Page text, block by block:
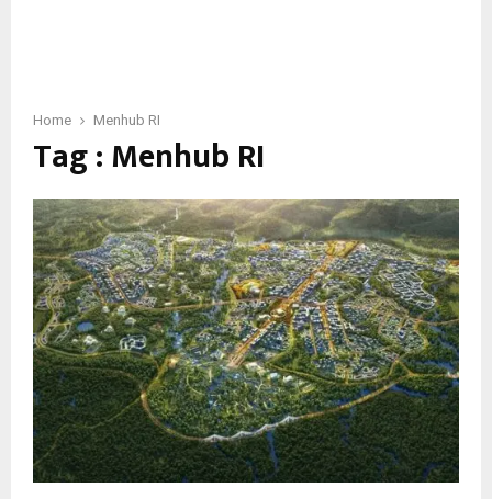
Home Menhub RI
Tag : Menhub RI